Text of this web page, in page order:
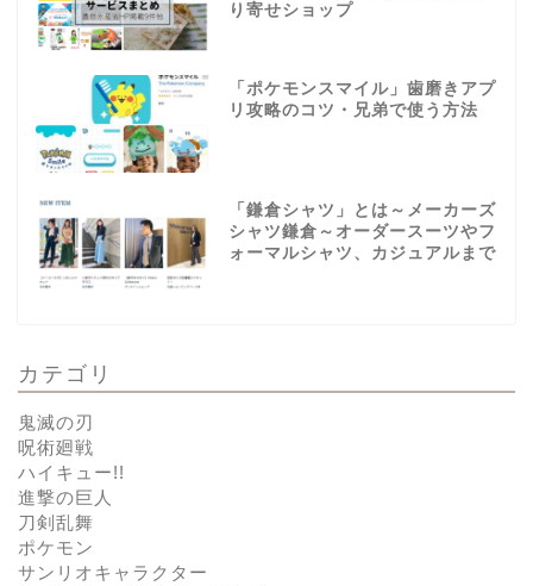
り寄せショップ
「ポケモンスマイル」歯磨きアプ
リ攻略のコツ・兄弟で使う方法
「鎌倉シャツ」とは～メーカーズ
シャツ鎌倉～オーダースーツやフ
ォーマルシャツ、カジュアルまで
カテゴリ
鬼滅の刃
呪術廻戦
ハイキュー!!
進撃の巨人
刀剣乱舞
ポケモン
サンリオキャラクター